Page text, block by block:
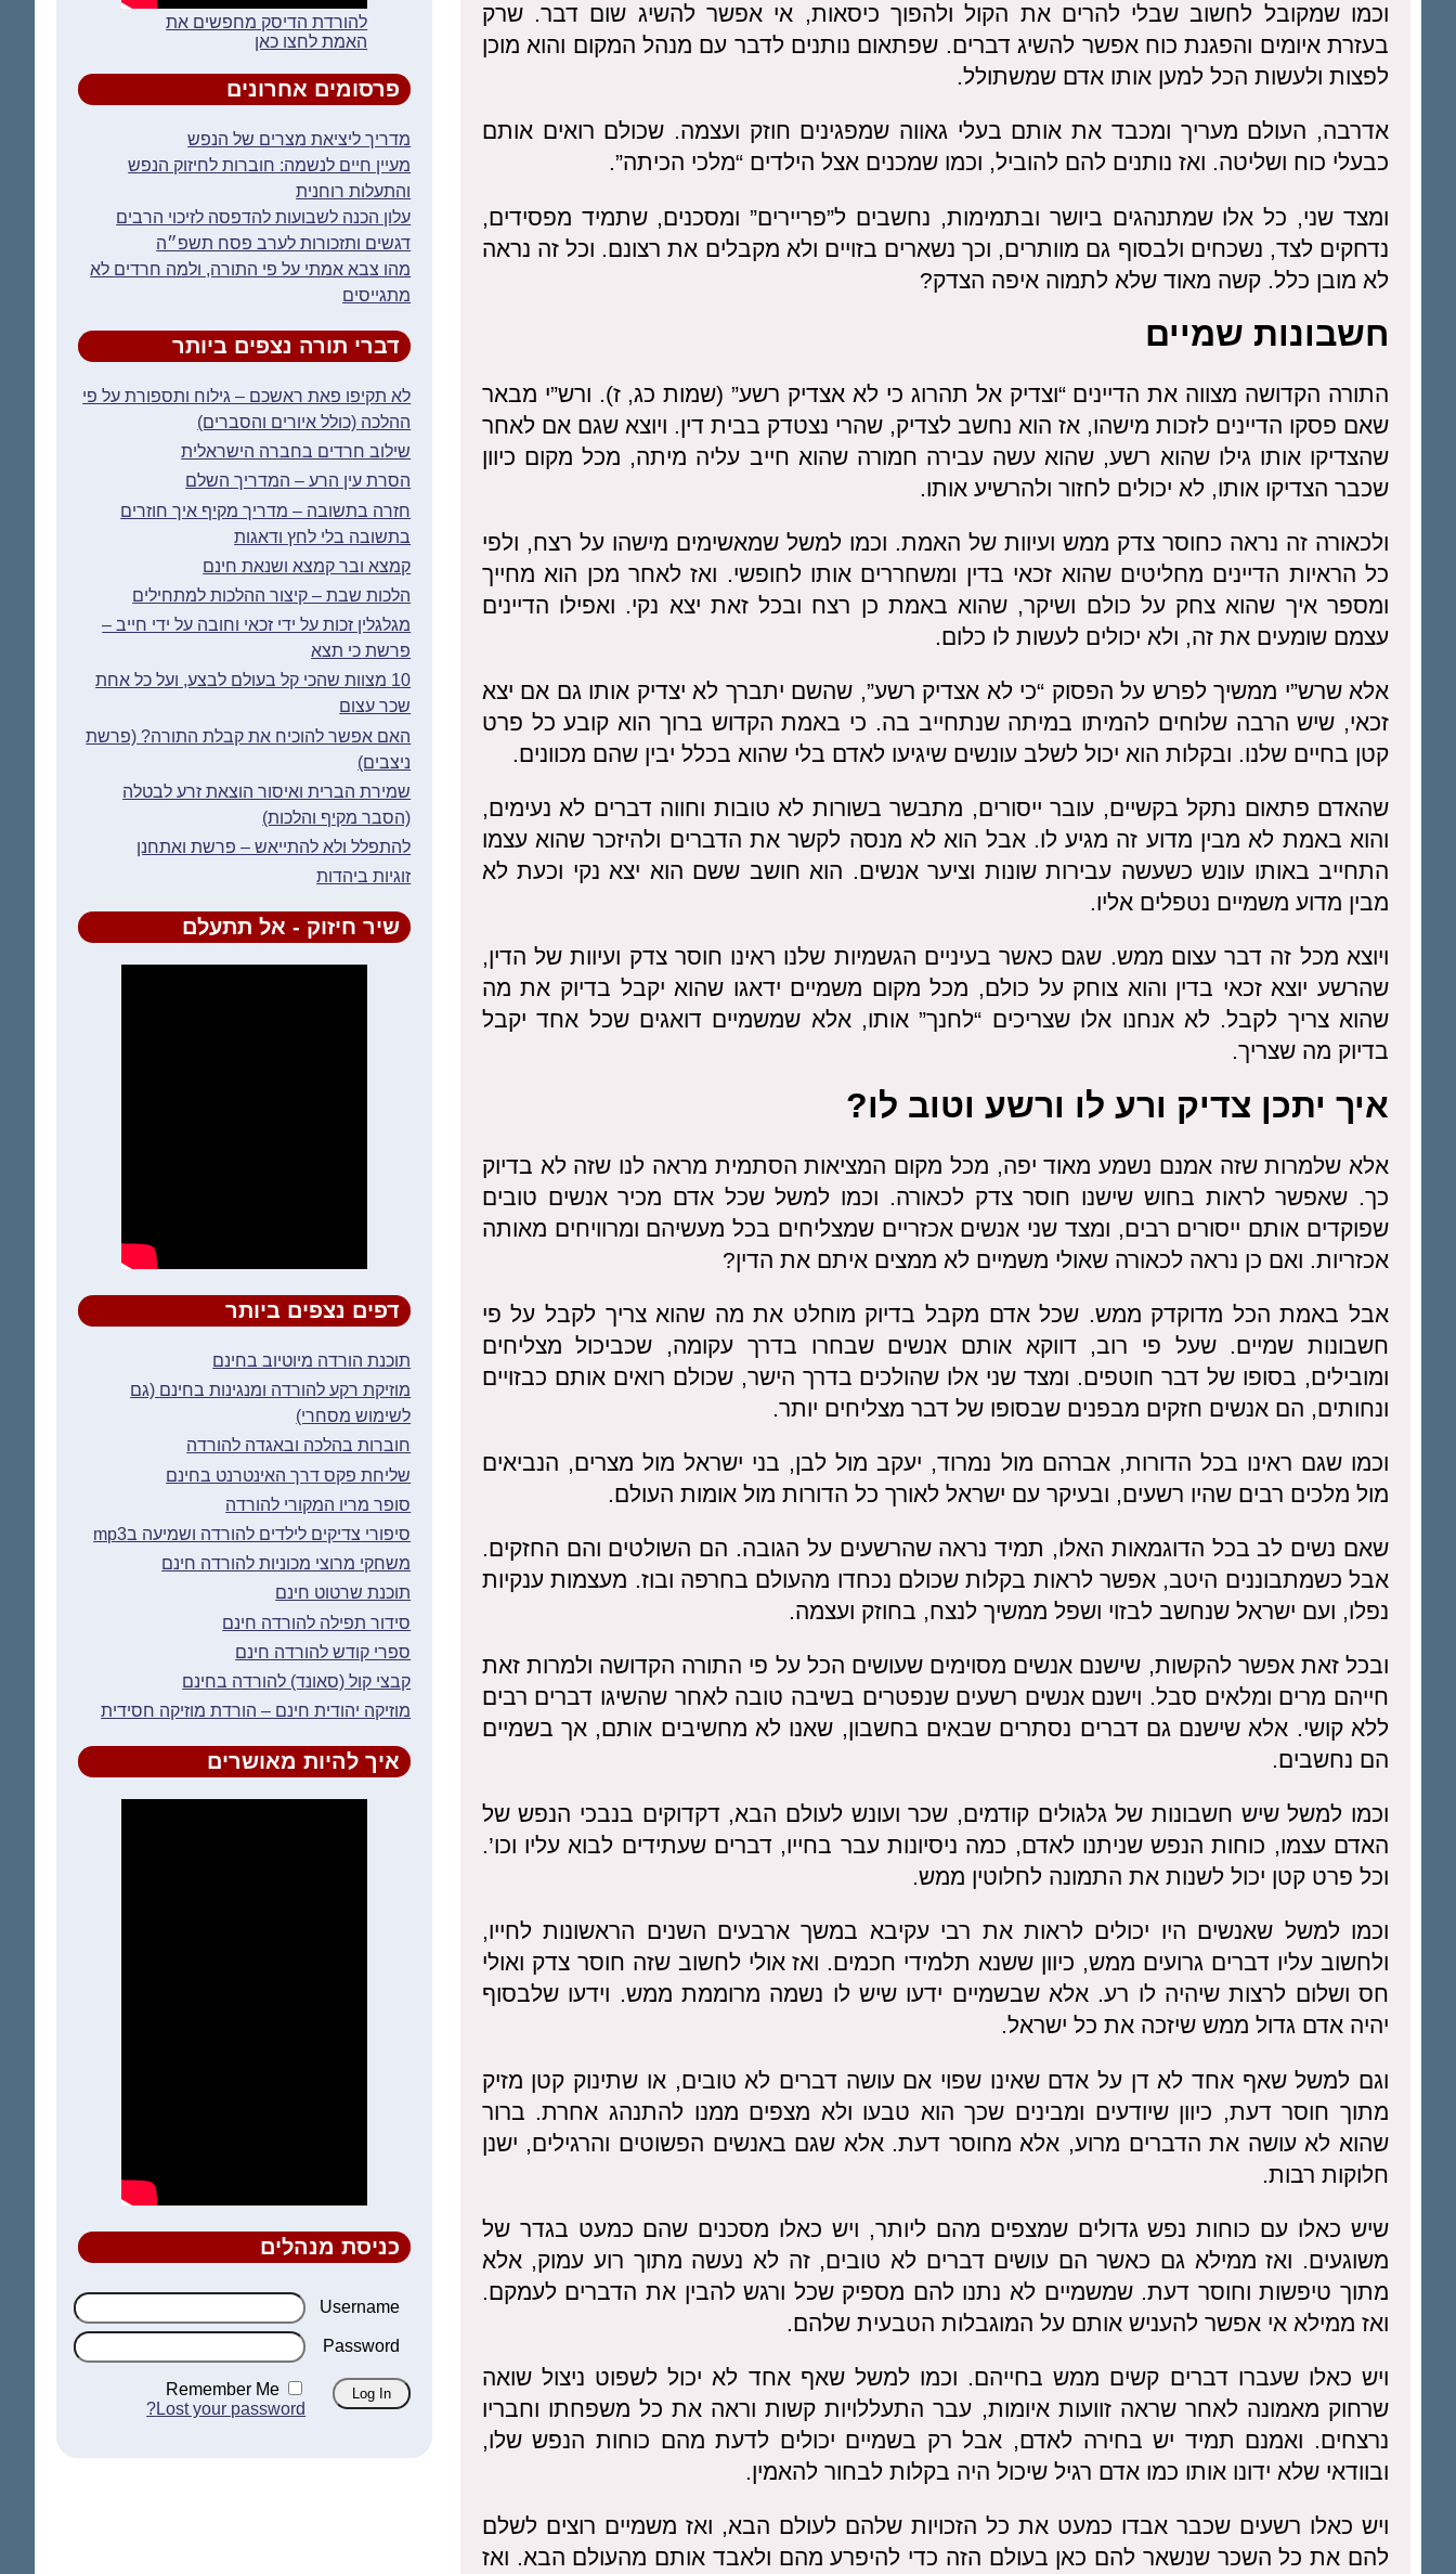
וכמו שמקובל לחשוב שבלי להרים את הקול ולהפוך כיסאות, אי אפשר להשיג שום דבר. שרק
בעזרת איומים והפגנת כוח אפשר להשיג דברים. שפתאום נותנים לדבר עם מנהל המקום והוא מוכן
לפצות ולעשות הכל למען אותו אדם שמשתולל.
אדרבה, העולם מעריך ומכבד את אותם בעלי גאווה שמפגינים חוזק ועצמה. שכולם רואים אותם
כבעלי כוח ושליטה. ואז נותנים להם להוביל, וכמו שמכנים אצל הילדים “מלכי הכיתה”.
ומצד שני, כל אלו שמתנהגים ביושר ובתמימות, נחשבים ל”פריירים” ומסכנים, שתמיד מפסידים,
נדחקים לצד, נשכחים ולבסוף גם מוותרים, וכך נשארים בזויים ולא מקבלים את רצונם. וכל זה נראה
לא מובן כלל. קשה מאוד שלא לתמוה איפה הצדק?
חשבונות שמיים
התורה הקדושה מצווה את הדיינים “וצדיק אל תהרוג כי לא אצדיק רשע” (שמות כג, ז). ורש”י מבאר
שאם פסקו הדיינים לזכות מישהו, אז הוא נחשב לצדיק, שהרי נצטדק בבית דין. ויוצא שגם אם לאחר
שהצדיקו אותו גילו שהוא רשע, שהוא עשה עבירה חמורה שהוא חייב עליה מיתה, מכל מקום כיוון
שכבר הצדיקו אותו, לא יכולים לחזור ולהרשיע אותו.
ולכאורה זה נראה כחוסר צדק ממש ועיוות של האמת. וכמו למשל שמאשימים מישהו על רצח, ולפי
כל הראיות הדיינים מחליטים שהוא זכאי בדין ומשחררים אותו לחופשי. ואז לאחר מכן הוא מחייך
ומספר איך שהוא צחק על כולם ושיקר, שהוא באמת כן רצח ובכל זאת יצא נקי. ואפילו הדיינים
עצמם שומעים את זה, ולא יכולים לעשות לו כלום.
אלא שרש”י ממשיך לפרש על הפסוק “כי לא אצדיק רשע”, שהשם יתברך לא יצדיק אותו גם אם יצא
זכאי, שיש הרבה שלוחים להמיתו במיתה שנתחייב בה. כי באמת הקדוש ברוך הוא קובע כל פרט
קטן בחיים שלנו. ובקלות הוא יכול לשלב עונשים שיגיעו לאדם בלי שהוא בכלל יבין שהם מכוונים.
שהאדם פתאום נתקל בקשיים, עובר ייסורים, מתבשר בשורות לא טובות וחווה דברים לא נעימים,
והוא באמת לא מבין מדוע זה מגיע לו. אבל הוא לא מנסה לקשר את הדברים ולהיזכר שהוא עצמו
התחייב באותו עונש כשעשה עבירות שונות וציער אנשים. הוא חושב ששם הוא יצא נקי וכעת לא
מבין מדוע משמיים נטפלים אליו.
ויוצא מכל זה דבר עצום ממש. שגם כאשר בעיניים הגשמיות שלנו ראינו חוסר צדק ועיוות של הדין,
שהרשע יוצא זכאי בדין והוא צוחק על כולם, מכל מקום משמיים ידאגו שהוא יקבל בדיוק את מה
שהוא צריך לקבל. לא אנחנו אלו שצריכים “לחנך” אותו, אלא שמשמיים דואגים שכל אחד יקבל
בדיוק מה שצריך.
איך יתכן צדיק ורע לו ורשע וטוב לו?
אלא שלמרות שזה אמנם נשמע מאוד יפה, מכל מקום המציאות הסתמית מראה לנו שזה לא בדיוק
כך. שאפשר לראות בחוש שישנו חוסר צדק לכאורה. וכמו למשל שכל אדם מכיר אנשים טובים
שפוקדים אותם ייסורים רבים, ומצד שני אנשים אכזריים שמצליחים בכל מעשיהם ומרוויחים מאותה
אכזריות. ואם כן נראה לכאורה שאולי משמיים לא ממצים איתם את הדין?
אבל באמת הכל מדוקדק ממש. שכל אדם מקבל בדיוק מוחלט את מה שהוא צריך לקבל על פי
חשבונות שמיים. שעל פי רוב, דווקא אותם אנשים שבחרו בדרך עקומה, שכביכול מצליחים
ומובילים, בסופו של דבר חוטפים. ומצד שני אלו שהולכים בדרך הישר, שכולם רואים אותם כבזויים
ונחותים, הם אנשים חזקים מבפנים שבסופו של דבר מצליחים יותר.
וכמו שגם ראינו בכל הדורות, אברהם מול נמרוד, יעקב מול לבן, בני ישראל מול מצרים, הנביאים
מול מלכים רבים שהיו רשעים, ובעיקר עם ישראל לאורך כל הדורות מול אומות העולם.
שאם נשים לב בכל הדוגמאות האלו, תמיד נראה שהרשעים על הגובה. הם השולטים והם החזקים.
אבל כשמתבוננים היטב, אפשר לראות בקלות שכולם נכחדו מהעולם בחרפה ובוז. מעצמות ענקיות
נפלו, ועם ישראל שנחשב לבזוי ושפל ממשיך לנצח, בחוזק ועצמה.
ובכל זאת אפשר להקשות, שישנם אנשים מסוימים שעושים הכל על פי התורה הקדושה ולמרות זאת
חייהם מרים ומלאים סבל. וישנם אנשים רשעים שנפטרים בשיבה טובה לאחר שהשיגו דברים רבים
ללא קושי. אלא שישנם גם דברים נסתרים שבאים בחשבון, שאנו לא מחשיבים אותם, אך בשמיים
הם נחשבים.
וכמו למשל שיש חשבונות של גלגולים קודמים, שכר ועונש לעולם הבא, דקדוקים בנבכי הנפש של
האדם עצמו, כוחות הנפש שניתנו לאדם, כמה ניסיונות עבר בחייו, דברים שעתידים לבוא עליו וכו’.
וכל פרט קטן יכול לשנות את התמונה לחלוטין ממש.
וכמו למשל שאנשים היו יכולים לראות את רבי עקיבא במשך ארבעים השנים הראשונות לחייו,
ולחשוב עליו דברים גרועים ממש, כיוון ששנא תלמידי חכמים. ואז אולי לחשוב שזה חוסר צדק ואולי
חס ושלום לרצות שיהיה לו רע. אלא שבשמיים ידעו שיש לו נשמה מרוממת ממש. וידעו שלבסוף
יהיה אדם גדול ממש שיזכה את כל ישראל.
וגם למשל שאף אחד לא דן על אדם שאינו שפוי אם עושה דברים לא טובים, או שתינוק קטן מזיק
מתוך חוסר דעת, כיוון שיודעים ומבינים שכך הוא טבעו ולא מצפים ממנו להתנהג אחרת. ברור
שהוא לא עושה את הדברים מרוע, אלא מחוסר דעת. אלא שגם באנשים הפשוטים והרגילים, ישנן
חלוקות רבות.
שיש כאלו עם כוחות נפש גדולים שמצפים מהם ליותר, ויש כאלו מסכנים שהם כמעט בגדר של
משוגעים. ואז ממילא גם כאשר הם עושים דברים לא טובים, זה לא נעשה מתוך רוע עמוק, אלא
מתוך טיפשות וחוסר דעת. שמשמיים לא נתנו להם מספיק שכל ורגש להבין את הדברים לעמקם.
ואז ממילא אי אפשר להעניש אותם על המוגבלות הטבעית שלהם.
ויש כאלו שעברו דברים קשים ממש בחייהם. וכמו למשל שאף אחד לא יכול לשפוט ניצול שואה
שרחוק מאמונה לאחר שראה זוועות איומות, עבר התעללויות קשות וראה את כל משפחתו וחבריו
נרצחים. ואמנם תמיד יש בחירה לאדם, אבל רק בשמיים יכולים לדעת מהם כוחות הנפש שלו,
ובוודאי שלא ידונו אותו כמו אדם רגיל שיכול היה בקלות לבחור להאמין.
ויש כאלו רשעים שכבר אבדו כמעט את כל הזכויות שלהם לעולם הבא, ואז משמיים רוצים לשלם
להם את כל השכר שנשאר להם כאן בעולם הזה כדי להיפרע מהם ולאבד אותם מהעולם הבא. ואז
להורדת הדיסק מחפשים את
האמת לחצו כאן
פרסומים אחרונים
מדריך ליציאת מצרים של הנפש
מעיין חיים לנשמה: חוברות לחיזוק הנפש
והתעלות רוחנית
עלון הכנה לשבועות להדפסה לזיכוי הרבים
דגשים ותזכורות לערב פסח תשפ״ה
מהו צבא אמתי על פי התורה, ולמה חרדים לא
מתגייסים
דברי תורה נצפים ביותר
לא תקיפו פאת ראשכם – גילוח ותספורת על פי
ההלכה (כולל איורים והסברים)
שילוב חרדים בחברה הישראלית
הסרת עין הרע – המדריך השלם
חזרה בתשובה – מדריך מקיף איך חוזרים
בתשובה בלי לחץ ודאגות
קמצא ובר קמצא ושנאת חינם
הלכות שבת – קיצור ההלכות למתחילים
מגלגלין זכות על ידי זכאי וחובה על ידי חייב –
פרשת כי תצא
10 מצוות שהכי קל בעולם לבצע, ועל כל אחת
שכר עצום
האם אפשר להוכיח את קבלת התורה? (פרשת
ניצבים)
שמירת הברית ואיסור הוצאת זרע לבטלה
(הסבר מקיף והלכות)
להתפלל ולא להתייאש – פרשת ואתחנן
זוגיות ביהדות
שיר חיזוק - אל תתעלם
דפים נצפים ביותר
תוכנת הורדה מיוטיוב בחינם
מוזיקת רקע להורדה ומנגינות בחינם (גם
לשימוש מסחרי)
חוברות בהלכה ובאגדה להורדה
שליחת פקס דרך האינטרנט בחינם
סופר מריו המקורי להורדה
סיפורי צדיקים לילדים להורדה ושמיעה בmp3
משחקי מרוצי מכוניות להורדה חינם
תוכנת שרטוט חינם
סידור תפילה להורדה חינם
ספרי קודש להורדה חינם
קבצי קול (סאונד) להורדה בחינם
מוזיקה יהודית חינם – הורדת מוזיקה חסידית
איך להיות מאושרים
כניסת מנהלים
Username
Password
Remember Me
Lost your password?